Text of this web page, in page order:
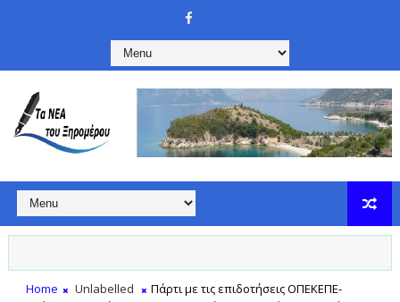
Home Unlabelled
Πάρτι με τις επιδοτήσεις ΟΠΕΚΕΠΕ-